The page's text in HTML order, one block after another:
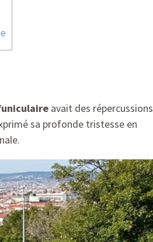
avait des répercussions
sa profonde tristesse en